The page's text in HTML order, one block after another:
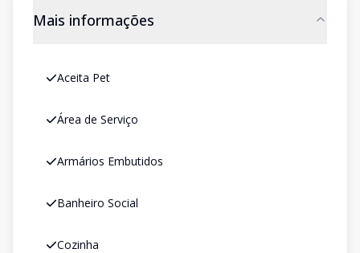
Mais informações
Aceita Pet
Área de Serviço
Armários Embutidos
Banheiro Social
Cozinha